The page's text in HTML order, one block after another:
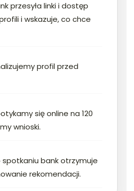
przesyła linki i dostęp
i wskazuje, co chce
profil przed
się online na 120
wnioski.
spotkaniu bank otrzymuje
rekomendacji.